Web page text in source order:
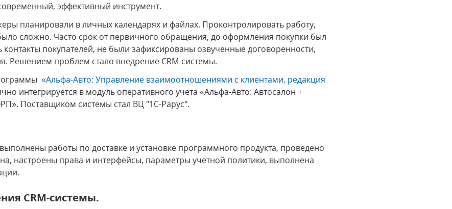
эффективный инструмент.
планировали в личных календарях и файлах. Проконтролировать работу,
сложно. Часто срок от первичного обращения, до оформления покупки был
контакты покупателей, не были зафиксированы озвученные договоренности,
Решением проблем стало внедрение CRM-системы.
«Альфа-Авто: Управление взаимоотношениями с клиентами, редакция
интегрируется в модуль оперативного учета «Альфа-Авто: Автосалон +
Поставщиком системы стал ВЦ "1С-Рарус".
работы по доставке и установке программного продукта, проведено
настроены права и интерфейсы, параметры учетной политики, выполнена
CRM-системы.